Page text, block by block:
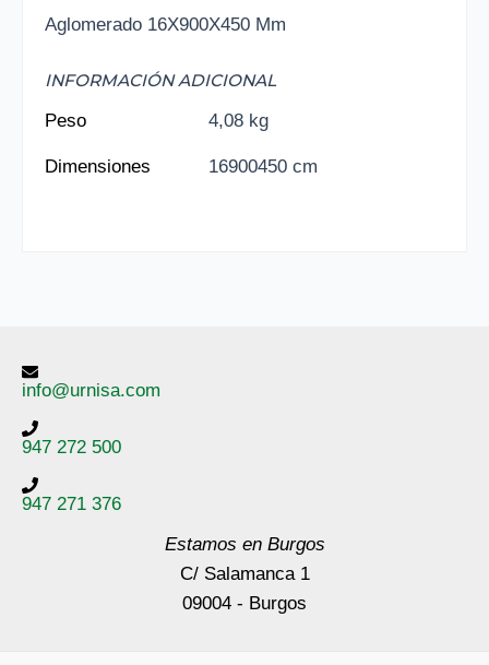
Aglomerado 16X900X450 Mm
INFORMACIÓN ADICIONAL
Peso
4,08 kg
Dimensiones 16900450 cm
info@urnisa.com
947 272 500
947 271 376
Estamos en Burgos
C/ Salamanca 1
09004 - Burgos